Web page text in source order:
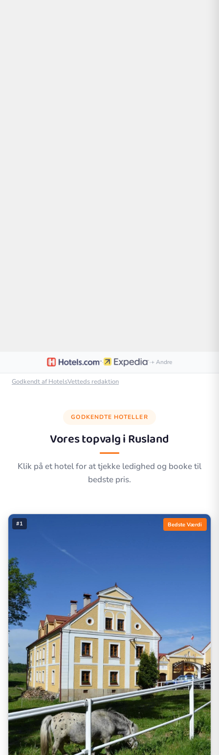
· ·+ Andre
Godkendt af HotelsVetteds redaktion
GODKENDTE HOTELLER
Vores topvalg iRusland
Klik på et hotel for at tjekke ledighed og booke til
bedste pris.
#1 Bedste Værdi